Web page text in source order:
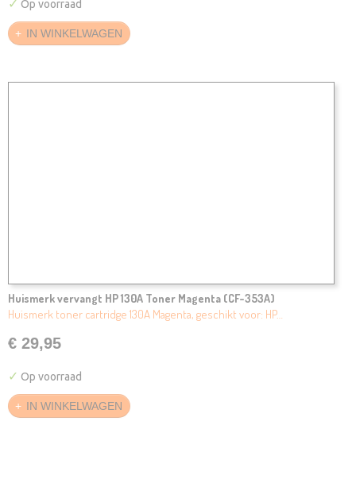
✓ Op voorraad
IN WINKELWAGEN
Huismerk vervangt HP 130A Toner Magenta (CF-353A)
Huismerk toner cartridge 130A Magenta, geschikt voor: HP…
€ 29,95
✓ Op voorraad
IN WINKELWAGEN